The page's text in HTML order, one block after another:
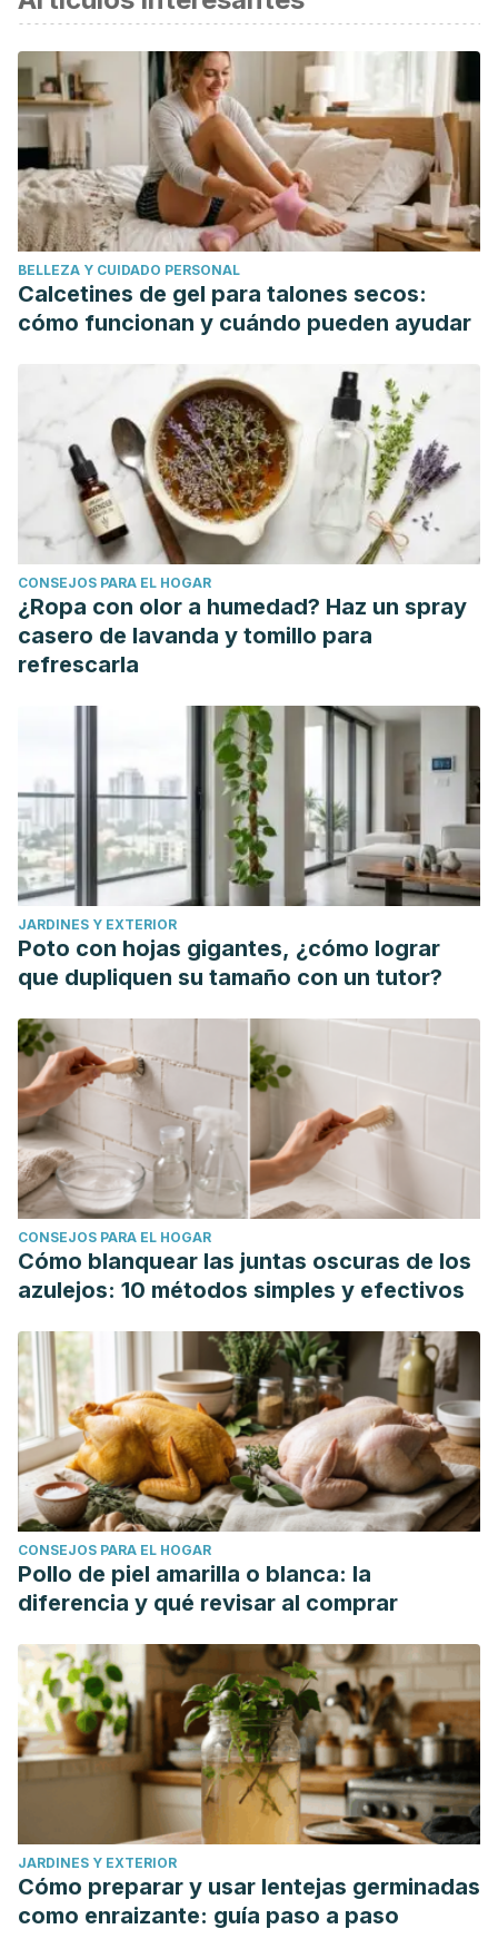
BELLEZA Y CUIDADO PERSONAL
Calcetines de gel para talones secos:
cómo funcionan y cuándo pueden ayudar
CONSEJOS PARA EL HOGAR
¿Ropa con olor a humedad? Haz un spray
casero de lavanda y tomillo para
refrescarla
JARDINES Y EXTERIOR
Poto con hojas gigantes, ¿cómo lograr
que dupliquen su tamaño con un tutor?
CONSEJOS PARA EL HOGAR
Cómo blanquear las juntas oscuras de los
azulejos: 10 métodos simples y efectivos
CONSEJOS PARA EL HOGAR
Pollo de piel amarilla o blanca: la
diferencia y qué revisar al comprar
JARDINES Y EXTERIOR
Cómo preparar y usar lentejas germinadas
como enraizante: guía paso a paso